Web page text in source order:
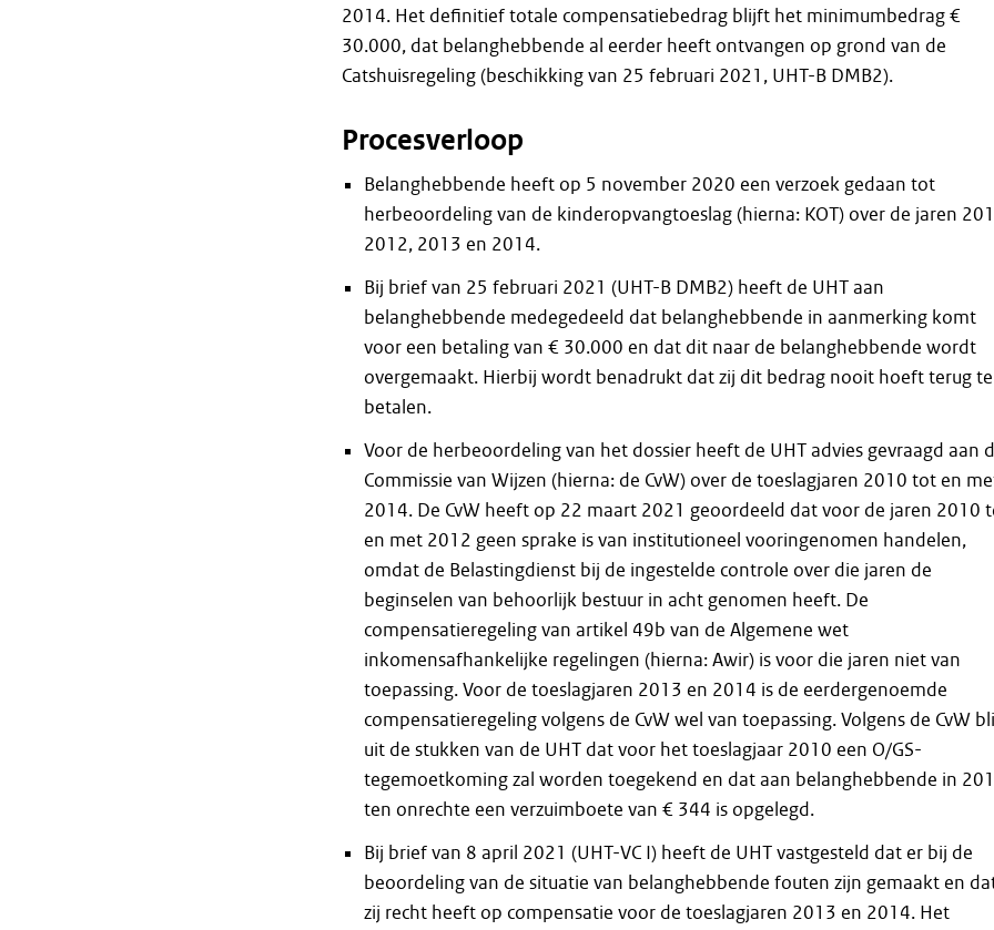
2014. Het definitief totale compensatiebedrag blijft het minimumbedrag €
30.000, dat belanghebbende al eerder heeft ontvangen op grond van de
Catshuisregeling (beschikking van 25 februari 2021, UHT-B DMB2).
Procesverloop
Belanghebbende heeft op 5 november 2020 een verzoek gedaan tot
herbeoordeling van de kinderopvangtoeslag (hierna: KOT) over de jaren
2012, 2013 en 2014.
Bij brief van 25 februari 2021 (UHT-B DMB2) heeft de UHT aan
belanghebbende medegedeeld dat belanghebbende in aanmerking komt
voor een betaling van € 30.000 en dat dit naar de belanghebbende wordt
overgemaakt. Hierbij wordt benadrukt dat zij dit bedrag nooit hoeft terug te
betalen.
Voor de herbeoordeling van het dossier heeft de UHT advies gevraagd aan
Commissie van Wijzen (hierna: de CvW) over de toeslagjaren 2010 tot en
2014. De CvW heeft op 22 maart 2021 geoordeeld dat voor de jaren 2010
en met 2012 geen sprake is van institutioneel vooringenomen handelen,
omdat de Belastingdienst bij de ingestelde controle over die jaren de
beginselen van behoorlijk bestuur in acht genomen heeft. De
compensatieregeling van artikel 49b van de Algemene wet
inkomensafhankelijke regelingen (hierna: Awir) is voor die jaren niet van
toepassing. Voor de toeslagjaren 2013 en 2014 is de eerdergenoemde
compensatieregeling volgens de CvW wel van toepassing. Volgens de CvW
uit de stukken van de UHT dat voor het toeslagjaar 2010 een O/GS-
tegemoetkoming zal worden toegekend en dat aan belanghebbende in
ten onrechte een verzuimboete van € 344 is opgelegd.
Bij brief van 8 april 2021 (UHT-VC I) heeft de UHT vastgesteld dat er bij de
beoordeling van de situatie van belanghebbende fouten zijn gemaakt en
zij recht heeft op compensatie voor de toeslagjaren 2013 en 2014. Het